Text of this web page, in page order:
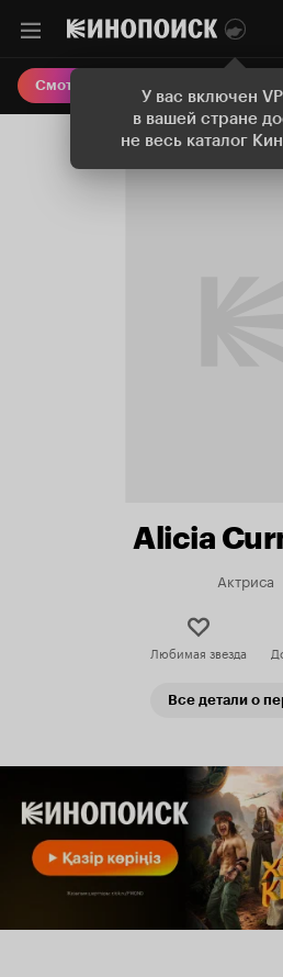
У вас включен
в вашей стране
не весь каталог
Смотреть кино Онлайн-
Alicia
Актриса
Любимая звезда
Все детали о